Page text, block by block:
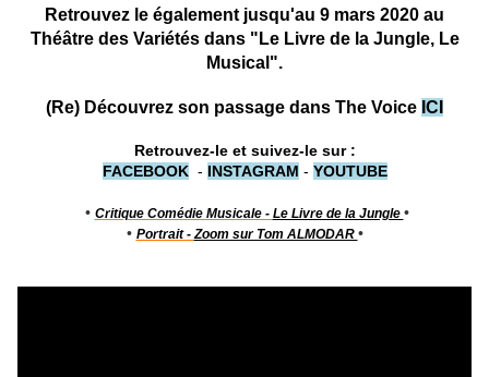
Retrouvez le également jusqu'au 9 mars 2020 au
Théâtre des Variétés dans "Le Livre de la Jungle, Le
Musical".
(Re) Découvrez son passage dans The Voice ICI
Retrouvez-le et suivez-le sur :
FACEBOOK - INSTAGRAM - YOUTUBE
• Critique Comédie Musicale - Le Livre de la Jungle •
• Portrait -Zoom sur Tom ALMODAR •